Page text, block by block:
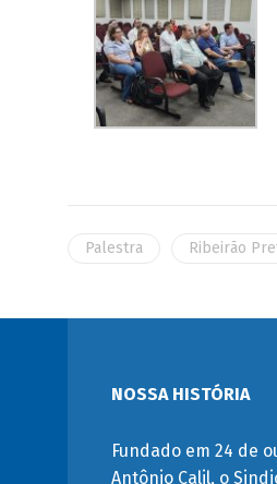
Palestra Ribeirão
NOSSA HISTÓRIA
Fundado em 24 de
Antônio Calil, o